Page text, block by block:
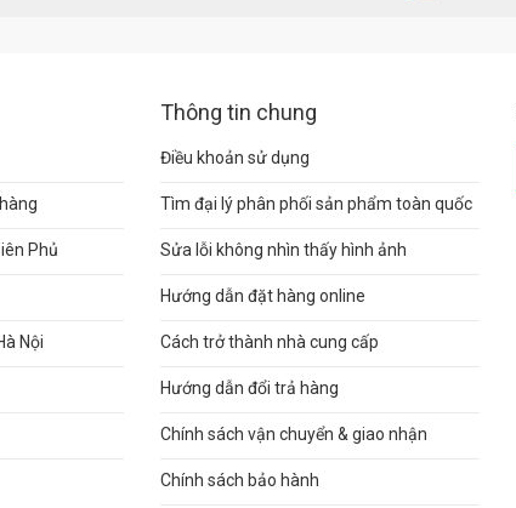
Phủ
Nội
Thông tin chung
Điều khoản sử dụng
Tìm đại lý phân phối sản phẩm toàn quốc
Sửa lỗi không nhìn thấy hình ảnh
Hướng dẫn đặt hàng online
Cách trở thành nhà cung cấp
Hướng dẫn đổi trả hàng
Chính sách vận chuyển & giao nhận
Chính sách bảo hành